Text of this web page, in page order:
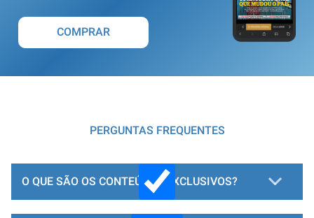
COMPRAR
PERGUNTAS FREQUENTES
O QUE SÃO OS CONTEÚDOS EXCLUSIVOS?